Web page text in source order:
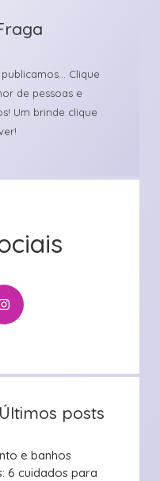
Clique
de pessoas e
Um brinde clique
Últimos posts
e banhos
6 cuidados para
e banhos
6 cuidados para